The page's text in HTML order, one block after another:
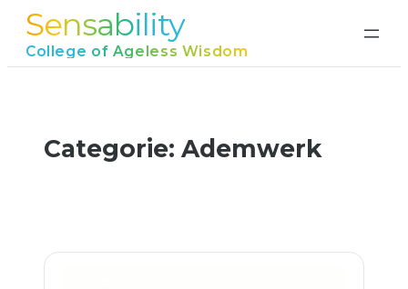
naarSensability
College of Ageless Wisdom
Categorie: Ademwerk